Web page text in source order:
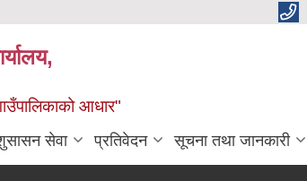
आधार"
सेवा प्रतिवेदन सूचना तथा जानकारी